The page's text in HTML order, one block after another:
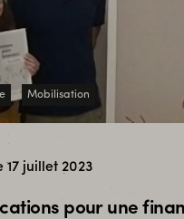
Mobilisation
17 juillet 2023
pour une